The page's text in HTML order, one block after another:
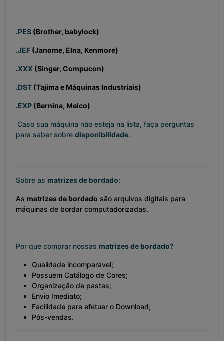
.PES (Brother, babylock)
.JEF (Janome, Elna, Kenmore)
.XXX (Singer, Compucon)
.DST (Tajima e Máquinas Industriais)
.EXP (Bernina, Melco)
Caso sua máquina não esteja na lista, faça perguntas
para saber sobre disponibilidade.
Sobre as matrizes de bordado:
As matrizes de bordado são arquivos digitais para
máquinas de bordar computadorizadas.
Por que comprar nossas matrizes de bordado?
Qualidade incomparável;
Possuem Catálogo de Cores;
Organização de pastas;
Envio Imediato;
Facilidade para efetuar o Download;
Pós-vendas.